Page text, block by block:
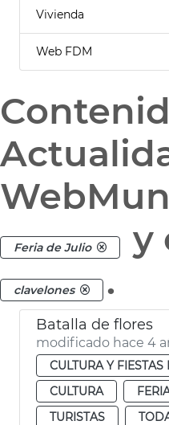
Vivienda
Web FDM
Feria de Julio y
clavelones .
Batalla de flores
modificado hace 4
CULTURA Y FIESTAS
CULTURA
TURISTAS